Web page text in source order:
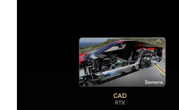
此外，NVIDIA 宣布包括
執行 Ansys、Cadence 和
從模擬產品設計和工廠規劃
NVIDIA 創辦人暨執行長黃
品，一間則用於創造支援這